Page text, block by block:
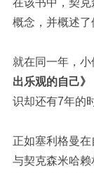
在该书中，契克
概念，并概述了
就在同一年，
出乐观的自己》
识却还有7年的
正如塞利格曼
与契克森米哈赖